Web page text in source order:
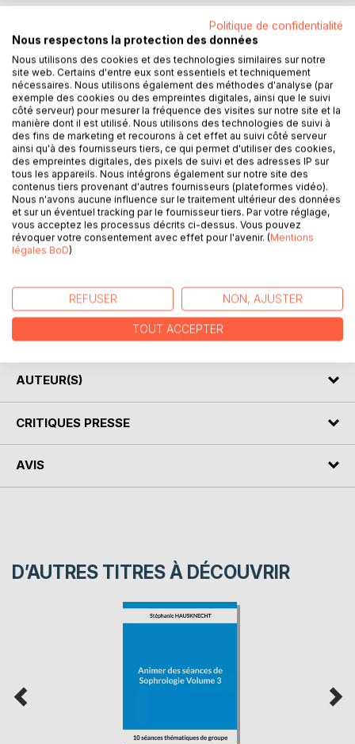
Laissez-vous embarquer, à travers une douzaine de
"nouvelles", à la découverte de ces villes et vignobles
éparpillés à la surface du globe.
De Mendoza à Bordeaux, en passant par Wellington, Porto
et bien d'autres, vous suivrez le quotidien romancé d'un
personnage du cru et découvrirez ainsi, en vous
divertissant, les vins et les particularités culturelles de
chaque région.
Que vous soyez un jeune novice ou un grand amateur, ces
petites histoires sauront vous conquérir.
accessible, sans pour autant en négliger les subtilités, tout
en le rattachant à sa terre d'origine. Il a été écrit avec
l'envie de vous faire découvrir les magnifiques villes et
vignobles de ce monde.
AUTEUR(S)
CRITIQUES PRESSE
AVIS
D’AUTRES TITRES À DÉCOUVRIR
Politique de confidentialité
Nous respectons la protection des données
Nous utilisons des cookies et des technologies similaires sur notre
site web. Certains d'entre eux sont essentiels et techniquement
nécessaires. Nous utilisons également des méthodes d'analyse (par
exemple des cookies ou des empreintes digitales, ainsi que le suivi
côté serveur) pour mesurer la fréquence des visites sur notre site et la
manière dont il est utilisé. Nous utilisons des technologies de suivi à
des fins de marketing et recourons à cet effet au suivi côté serveur
ainsi qu'à des fournisseurs tiers, ce qui permet d'utiliser des cookies,
des empreintes digitales, des pixels de suivi et des adresses IP sur
tous les appareils. Nous intégrons également sur notre site des
contenus tiers provenant d'autres fournisseurs (plateformes vidéo).
Nous n'avons aucune influence sur le traitement ultérieur des données
et sur un éventuel tracking par le fournisseur tiers. Par votre réglage,
vous acceptez les processus décrits ci-dessus. Vous pouvez
révoquer votre consentement avec effet pour l'avenir. (Mentions
légales BoD)
REFUSER NON, AJUSTER
TOUT ACCEPTER